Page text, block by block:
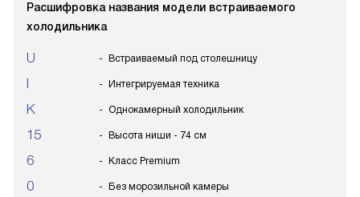
Расшифровка названия модели встраиваемого
холодильника
U Встраиваемый под столешницу
I Интегрируемая техника
K Однокамерный холодильник
15 Высота ниши - 74 см
6 Класс Premium
0 Без морозильной камеры